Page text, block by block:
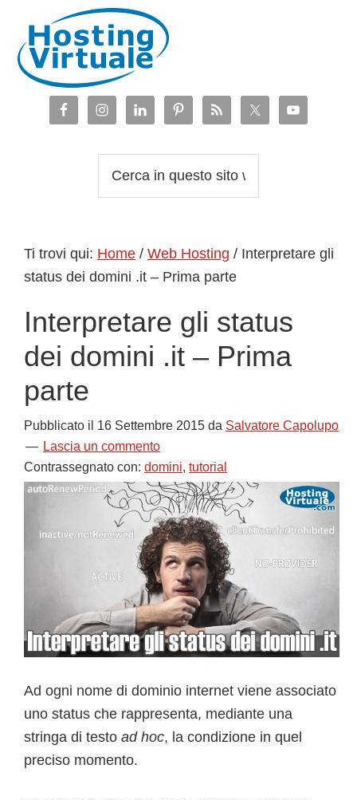
navigazione
primaria
contenuto
principale
barra
laterale
piè
web
Ti trovi qui: Home / Web Hosting / Interpretare gli
status dei domini .it – Prima parte
Interpretare gli status
dei domini .it – Prima
parte
Pubblicato il 16 Settembre 2015 da Salvatore Capolupo
Lascia un commento
Contrassegnato con: domini, tutorial
Ad ogni nome di dominio internet viene associato
uno status che rappresenta, mediante una
stringa di testo ad hoc, la condizione in quel
preciso momento.